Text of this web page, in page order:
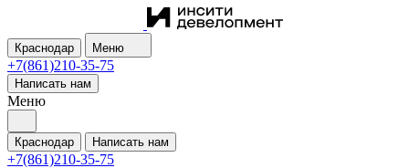
Краснодар Меню
+7(861)210-35-75
Написать нам
Меню
Краснодар Написать нам
+7(861)210-35-75